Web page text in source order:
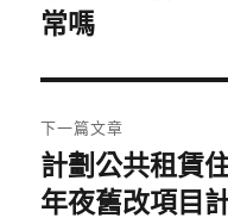
導
覽
一
文
章:
常嗎
下一篇文章
下
一
計劃公共租賃
年夜舊改項目